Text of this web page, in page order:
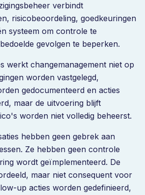
verbindt
risicobeoordeling, goedkeuringen
systeem om controle te
gevolgen te beperken.
werkt changemanagement niet op
worden vastgelegd,
gedocumenteerd en acties
maar de uitvoering blijft
worden niet volledig beheerst.
hebben geen gebrek aan
Ze hebben geen controle
wordt geïmplementeerd. De
maar niet consequent voor
up acties worden gedefinieerd,